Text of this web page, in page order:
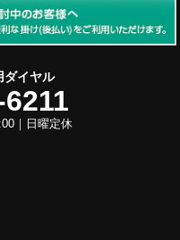
ダイヤル
｜日曜定休